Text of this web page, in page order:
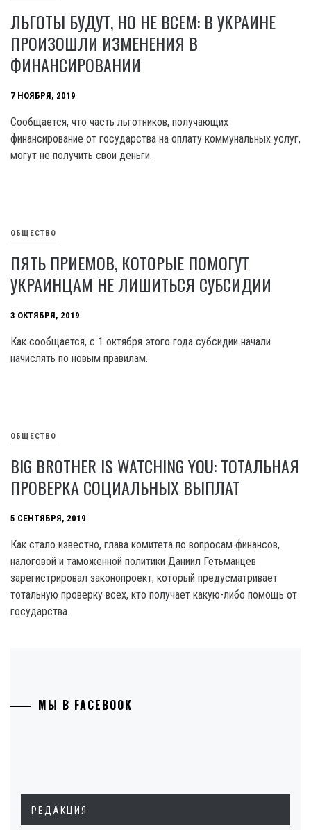
ЛЬГОТЫ БУДУТ, НО НЕ ВСЕМ: В УКРАИНЕ
ПРОИЗОШЛИ ИЗМЕНЕНИЯ В
ФИНАНСИРОВАНИИ
7 НОЯБРЯ, 2019
Сообщается, что часть льготников, получающих
финансирование от государства на оплату коммунальных услуг,
могут не получить свои деньги.
ОБЩЕСТВО
ПЯТЬ ПРИЕМОВ, КОТОРЫЕ ПОМОГУТ
УКРАИНЦАМ НЕ ЛИШИТЬСЯ СУБСИДИИ
3 ОКТЯБРЯ, 2019
Как сообщается, с 1 октября этого года субсидии начали
начислять по новым правилам.
ОБЩЕСТВО
BIG BROTHER IS WATCHING YOU: ТОТАЛЬНАЯ
ПРОВЕРКА СОЦИАЛЬНЫХ ВЫПЛАТ
5 СЕНТЯБРЯ, 2019
Как стало известно, глава комитета по вопросам финансов,
налоговой и таможенной политики Даниил Гетьманцев
зарегистрировал законопроект, который предусматривает
тотальную проверку всех, кто получает какую-либо помощь от
государства.
МЫ В FACEBOOK
РЕДАКЦИЯ